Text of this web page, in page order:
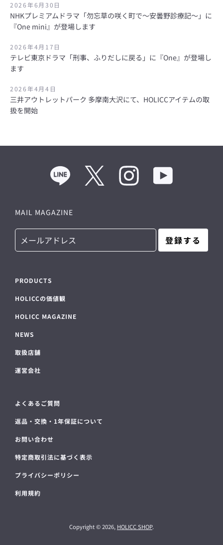
2026年6月30日
NHKプレミアムドラマ「勿忘草の咲く町で～安曇野診療記～」に
『One mini』が登場します
2026年4月17日
テレビ東京ドラマ「刑事、ふりだしに戻る」に『One』が登場し
ます
2026年4月4日
三井アウトレットパーク 多摩南大沢にて、HOLICCアイテムの取
扱を開始
Line Twitter Instagram
PRODUCTS
HOLICCの価値観
HOLICC MAGAZINE
NEWS
取扱店舗
運営会社
よくあるご質問
返品・交換・1年保証について
お問い合わせ
特定商取引法に基づく表示
プライバシーポリシー
利用規約
MAIL MAGAZINE
登録する
Copyright © 2026, HOLICC SHOP.